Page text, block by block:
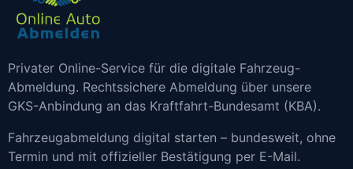
Privater Online-Service für die digitale Fahrzeug-
Abmeldung. Rechtssichere Abmeldung über unsere
GKS-Anbindung an das Kraftfahrt-Bundesamt (KBA).
Fahrzeugabmeldung digital starten – bundesweit, ohne
Termin und mit offizieller Bestätigung per E-Mail.